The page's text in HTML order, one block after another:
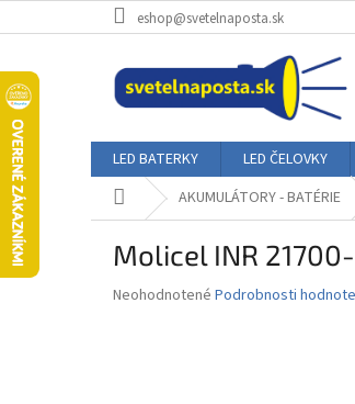
na
eshop@svetelnaposta.sk
LED BATERKY LED ČELOVKY
DomovAKUMULÁTORY - BATÉRIE
Molicel INR
Priemerné
Neohodnotené Podrobnosti